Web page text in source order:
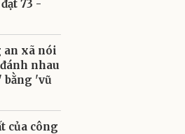
73 -
an xã nói
nhau
'vũ
của công